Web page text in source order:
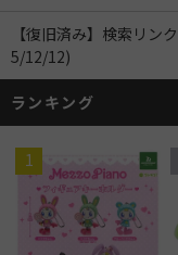
【復旧済み】検索リン
5/12/12)
ランキング
1